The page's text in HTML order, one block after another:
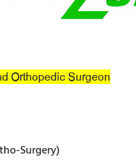
Orthopedic Surgeon
Surgery)